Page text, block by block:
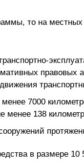
то на
правовых
менее 7000
менее 138
в размере 10